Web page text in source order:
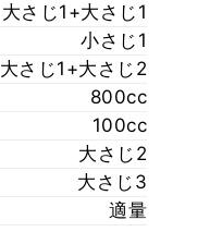
大さじ1+大さじ1
小さじ1
大さじ1+大さじ2
800cc
100cc
大さじ2
大さじ3
適量